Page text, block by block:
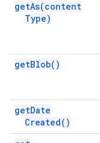
getAs(content
Type)
getBlob( )
getDate
Created( )